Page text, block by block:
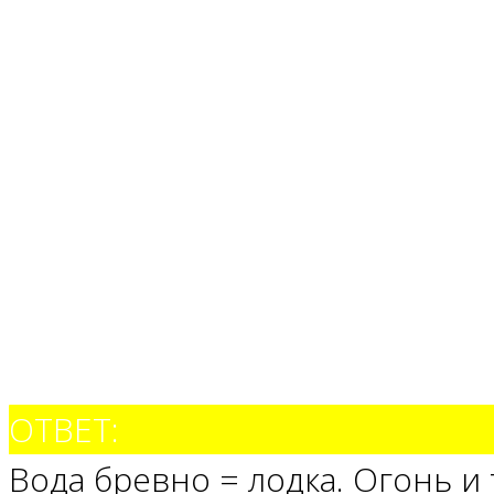
ОТВЕТ:
Вода бревно = лодка. Огонь и